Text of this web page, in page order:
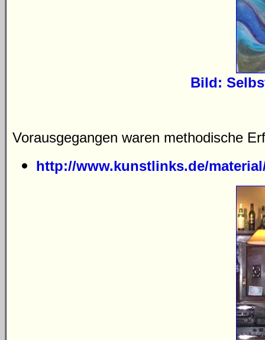
Bild:
Vorausgegangen waren methodische
http://www.kunstlinks.de/